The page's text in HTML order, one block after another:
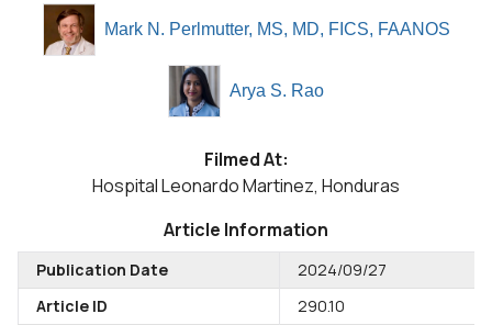
Mark N. Perlmutter, MS, MD, FICS, FAANOS
Arya S. Rao
Filmed At:
Hospital Leonardo Martinez, Honduras
Article Information
Publication Date
2024/09/27
Article ID
290.10